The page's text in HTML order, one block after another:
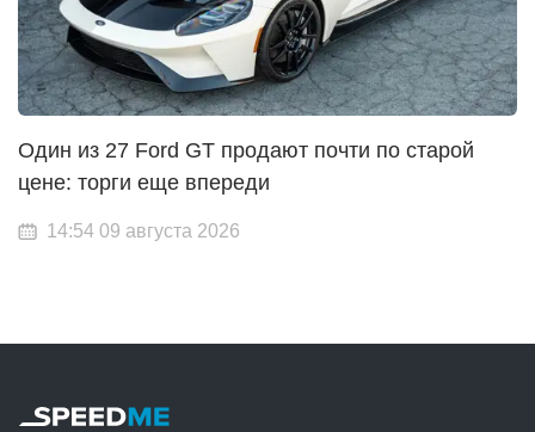
Один из 27 Ford GT продают почти по старой
цене: торги еще впереди
14:54 09 августа 2026